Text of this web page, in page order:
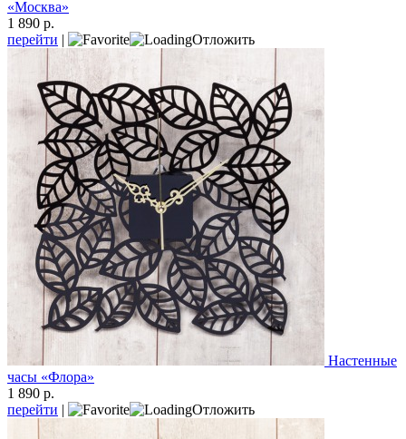
«Москва»
1 890 р.
перейти | Отложить
Настенные
часы «Флора»
1 890 р.
перейти | Отложить